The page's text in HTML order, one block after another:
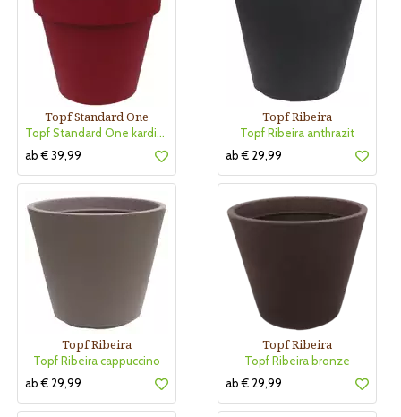
Topf Standard One
Topf Standard One kardinalrot
ab € 39,99
Topf Ribeira
Topf Ribeira anthrazit
ab € 29,99
Topf Ribeira
Topf Ribeira cappuccino
ab € 29,99
Topf Ribeira
Topf Ribeira bronze
ab € 29,99